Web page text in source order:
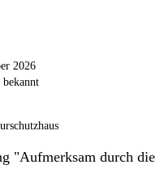
2026
"Aufmerksam durch